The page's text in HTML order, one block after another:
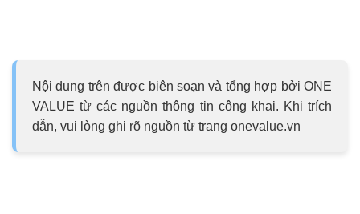
Nội dung trên được biên soạn và tổng hợp bởi ONE
VALUE từ các nguồn thông tin công khai. Khi trích
dẫn, vui lòng ghi rõ nguồn từ trang onevalue.vn